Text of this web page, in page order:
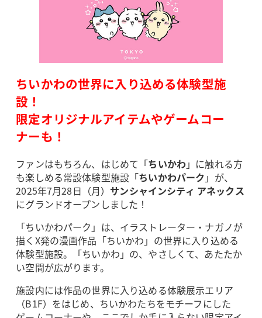
ちいかわの世界に入り込める体験型施
設！
限定オリジナルアイテムやゲームコー
ナーも！
ファンはもちろん、はじめて「ちいかわ 」に触れる方
も楽しめる常設体験型施設「ちいかわパーク 」が、
2025年7月28日（月） サンシャインシティ アネックス
にグランドオープンしました！
「ちいかわパーク」は、イラストレーター・ナガノが
描くX発の漫画作品「ちいかわ」の世界に入り込める
体験型施設。「ちいかわ」の、やさしくて、あたたか
い空間が広がります。
施設内には作品の世界に入り込める体験展示エリア
（B1F）をはじめ、ちいかわたちをモチーフにした